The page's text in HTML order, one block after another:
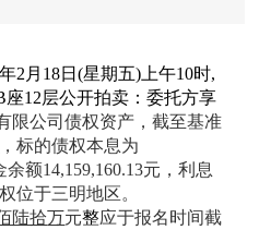
年2 月 18日(星期五) 上午10时,
座12层公开拍卖：委托方享
限公司债权资产，截至基准
，标的债权本息为
余额14,159,160.13元，利息
位于三明地区。
陆拾万元整应于报名时间截